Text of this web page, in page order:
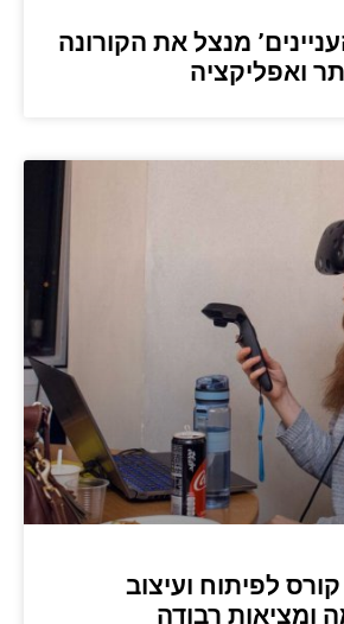
מנצל את הקורונה
ואפליקציה
לפיתוח ועיצוב
ומציאות רבודה